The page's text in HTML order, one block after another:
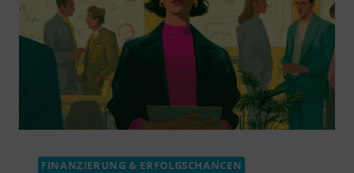
FINANZIERUNG & ERFOLGSCHANCEN